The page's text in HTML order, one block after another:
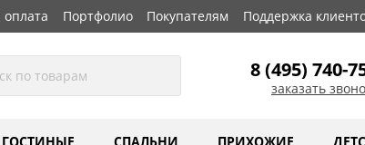
оплата Портфолио Покупателям Поддержка
8 (495) 740-
заказать
ГОСТИНЫЕ СПАЛЬНИ ПРИХОЖИЕ